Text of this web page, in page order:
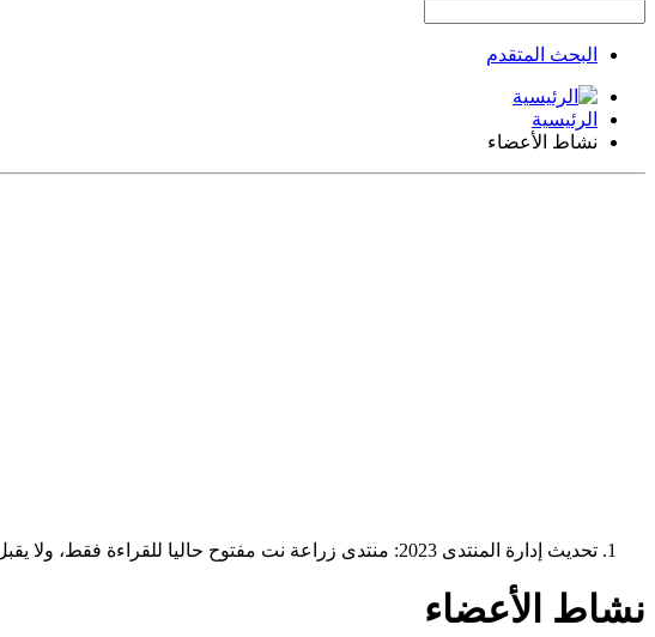
البحث المتقدم
الرئيسية
نشاط الأعضاء
تحديث إدارة المنتدى 2023: منتدى زراعة نت مفتوح حاليا للقراءة فقط، ولا يقبل مشاركات جديدة. يمكنكم استخدام الشريط الظاهر أعلاه للبحث في كافة مواضيع المدوّنة والمنتدى.
نشاط الأعضاء